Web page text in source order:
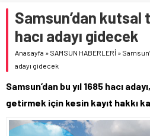
Samsun’dan kutsal
hacı adayı gidecek
Anasayfa » SAMSUN HABERLERİ »
adayı gidecek
Samsun’dan bu yıl 1685 hacı
getirmek için kesin kayıt hakkı